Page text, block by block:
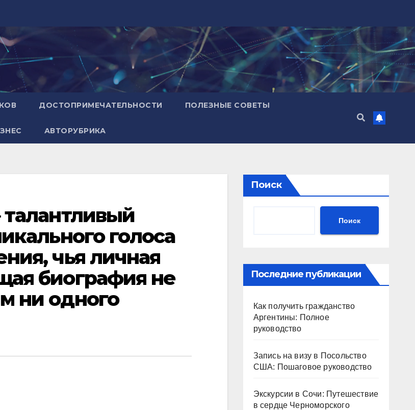
ДОСТОПРИМЕЧАТЕЛЬНОСТИ ПОЛЕЗНЫЕ СОВЕТЫ
АВТОРУБРИКА
голоса
чья личная
биография не
ни одного
Поиск
Поиск
Последние публикации
Как получить гражданство
Аргентины: Полное
руководство
Запись на визу в Посольство
США: Пошаговое руководство
Экскурсии в Сочи: Путешествие
в сердце Черноморского